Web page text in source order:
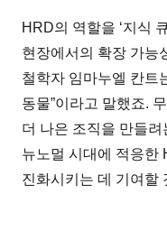
HRD의 역할을 ‘지식
현장에서의 확장 가능
철학자 임마누엘 칸트
동물”이라고 말했죠.
더 나은 조직을 만들
뉴노멀 시대에 적응한
진화시키는 데 기여할